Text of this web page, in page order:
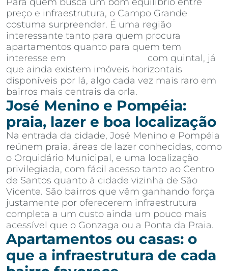
preço e infraestrutura, o Campo Grande
costuma surpreender. É uma região
interessante tanto para quem procura
apartamentos quanto para quem tem
interesse em
com quintal, já
que ainda existem imóveis horizontais
disponíveis por lá, algo cada vez mais raro em
bairros mais centrais da orla.
José Menino e Pompéia:
praia, lazer e boa localização
Na entrada da cidade, José Menino e Pompéia
reúnem praia, áreas de lazer conhecidas, como
o Orquidário Municipal, e uma localização
privilegiada, com fácil acesso tanto ao Centro
de Santos quanto à cidade vizinha de São
Vicente. São bairros que vêm ganhando força
justamente por oferecerem infraestrutura
completa a um custo ainda um pouco mais
acessível que o Gonzaga ou a Ponta da Praia.
Apartamentos ou casas: o
que a infraestrutura de cada